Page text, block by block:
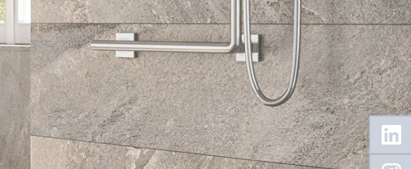
Floating
Sidebar